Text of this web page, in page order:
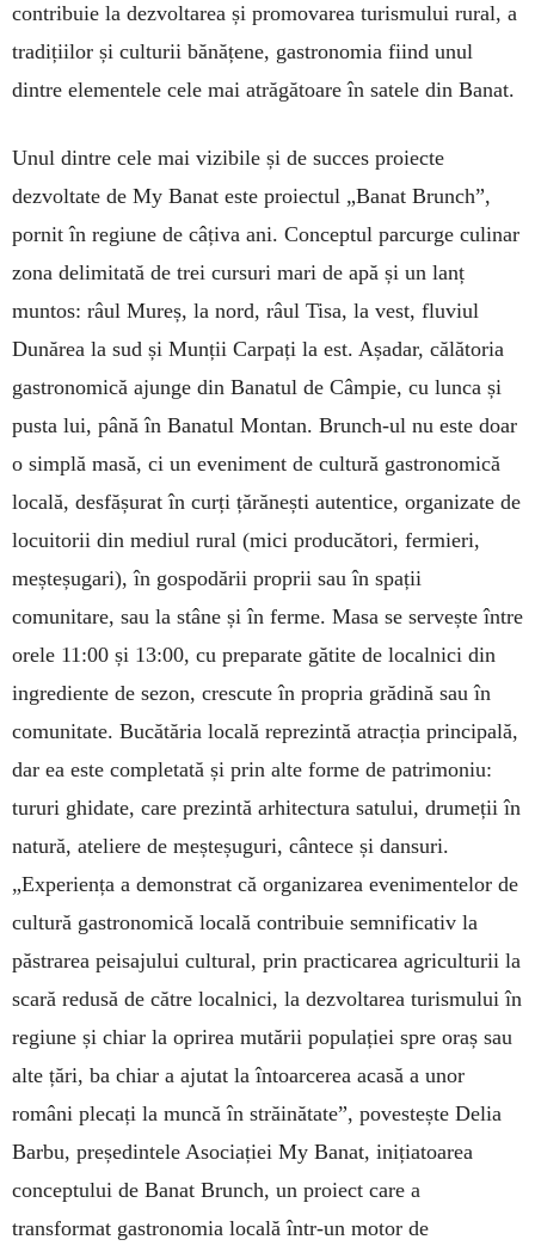
contribuie la dezvoltarea și promovarea turismului rural, a
tradițiilor și culturii bănățene, gastronomia fiind unul
dintre elementele cele mai atrăgătoare în satele din Banat.
Unul dintre cele mai vizibile și de succes proiecte
dezvoltate de My Banat este proiectul „Banat Brunch”,
pornit în regiune de câțiva ani. Conceptul parcurge culinar
zona delimitată de trei cursuri mari de apă și un lanț
muntos: râul Mureș, la nord, râul Tisa, la vest, fluviul
Dunărea la sud și Munții Carpați la est. Așadar, călătoria
gastronomică ajunge din Banatul de Câmpie, cu lunca și
pusta lui, până în Banatul Montan. Brunch-ul nu este doar
o simplă masă, ci un eveniment de cultură gastronomică
locală, desfășurat în curți țărănești autentice, organizate de
locuitorii din mediul rural (mici producători, fermieri,
meșteșugari), în gospodării proprii sau în spații
comunitare, sau la stâne și în ferme. Masa se servește între
orele 11:00 și 13:00, cu preparate gătite de localnici din
ingrediente de sezon, crescute în propria grădină sau în
comunitate. Bucătăria locală reprezintă atracția principală,
dar ea este completată și prin alte forme de patrimoniu:
tururi ghidate, care prezintă arhitectura satului, drumeții în
natură, ateliere de meșteșuguri, cântece și dansuri.
„Experiența a demonstrat că organizarea evenimentelor de
cultură gastronomică locală contribuie semnificativ la
păstrarea peisajului cultural, prin practicarea agriculturii la
scară redusă de către localnici, la dezvoltarea turismului în
regiune și chiar la oprirea mutării populației spre oraș sau
alte țări, ba chiar a ajutat la întoarcerea acasă a unor
români plecați la muncă în străinătate”, povestește Delia
Barbu, președintele Asociației My Banat, inițiatoarea
conceptului de Banat Brunch, un proiect care a
transformat gastronomia locală într-un motor de